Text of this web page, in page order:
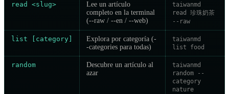
read <slug>
Lee un artículo
completo en la terminal
(--raw / --en / --web)
taiwanmd
read 珍珠奶茶
--raw
list [category]
Explora por categoría (-
-categories para todas)
taiwanmd
list food
random
Descubre un artículo al
azar
taiwanmd
random --
category
nature